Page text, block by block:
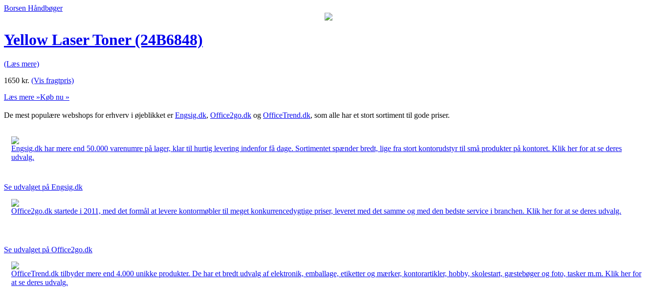
Borsen Håndbøger
Yellow Laser Toner (24B6848)
(Læs mere)
1650 kr. (Vis fragtpris)
Læs mere »Køb nu »
De mest populære webshops for erhverv i øjeblikket erEngsig.dk, Office2go.dk og OfficeTrend.dk, som alle har et stort sortiment til gode priser.
Engsig.dk har mere end 50.000 varenumre på lager, klar til hurtig levering indenfor få dage. Sortimentet spænder bredt, lige fra stort kontorudstyr til små produkter på kontoret. Klik her for at se deres
udvalg.
Se udvalget på Engsig.dk
Office2go.dk startede i 2011, med det formål at levere kontormøbler til meget konkurrencedygtige priser, leveret med det samme og med den bedste service i branchen. Klik her for at se deres udvalg.
Se udvalget på Office2go.dk
OfficeTrend.dk tilbyder mere end 4.000 unikke produkter. De har et bredt udvalg af elektronik, emballage, etiketter og mærker, kontorartikler, hobby, skolestart, gæstebøger og foto, tasker m.m. Klik her for
at se deres udvalg.